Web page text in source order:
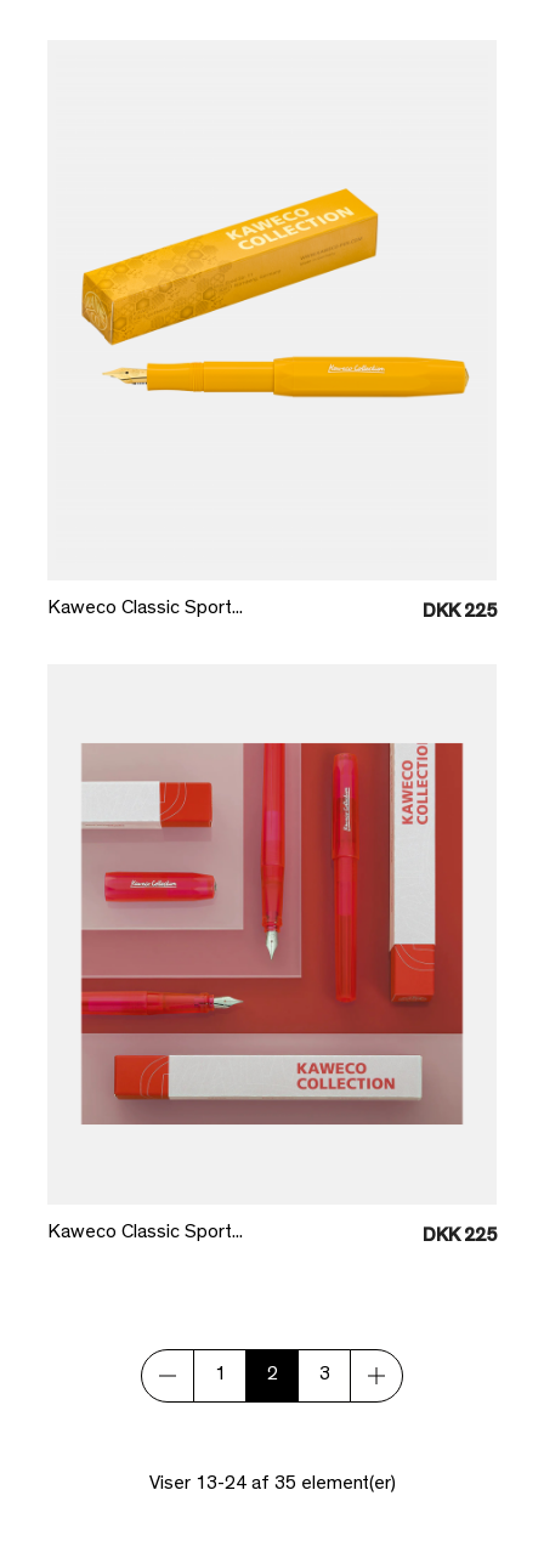
Kaweco Classic Sport... DKK 225
Kaweco Classic Sport... DKK 225
1 2 3
Viser 13-24 af 35 element(er)